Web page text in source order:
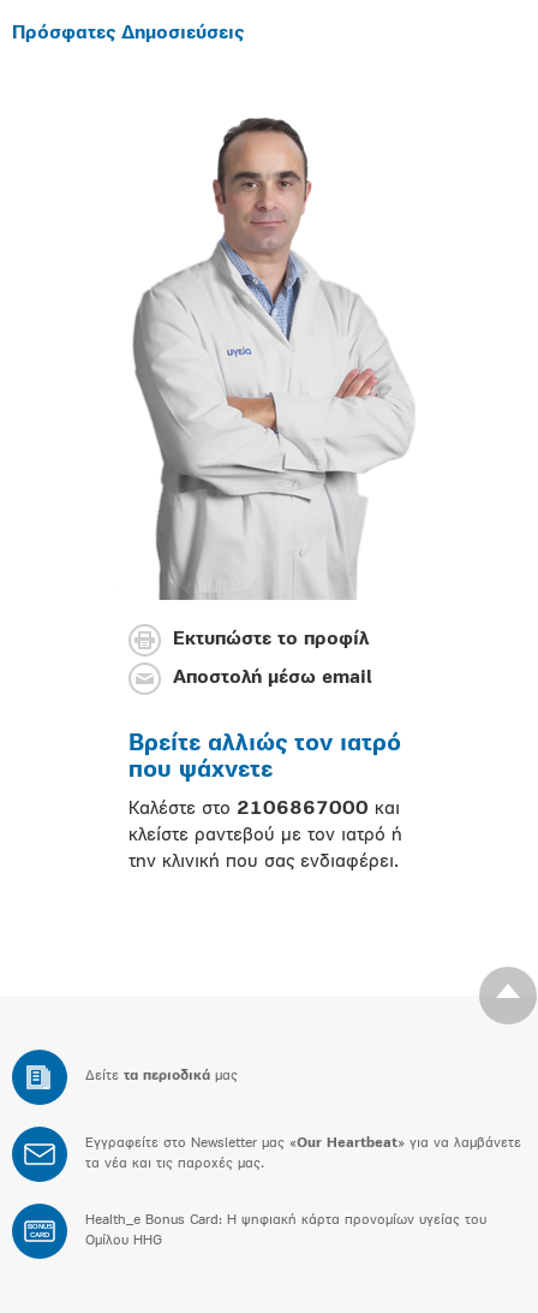
Πρόσφατες Δημοσιεύσεις
Εκτυπώστε το προφίλ
Αποστολή μέσω email
Βρείτε αλλιώς τον ιατρό
που ψάχνετε
Καλέστε στο 2106867000 και
κλείστε ραντεβού με τον ιατρό ή
την κλινική που σας ενδιαφέρει.
Δείτε τα περιοδικά μας
Εγγραφείτε στο Newsletter μας «Our Heartbeat» για να λαμβάνετε
τα νέα και τις παροχές μας.
BONUS
CARD
Health_e Bonus Card: H ψηφιακή κάρτα προνομίων υγείας του
Ομίλου HHG